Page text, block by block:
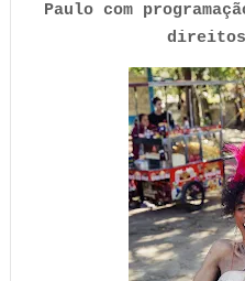
Paulo com
direitos